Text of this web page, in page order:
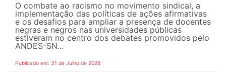
O combate ao racismo no movimento sindical, a
implementação das políticas de ações afirmativas
e os desafios para ampliar a presença de docentes
negras e negros nas universidades públicas
estiveram no centro dos debates promovidos pelo
ANDES-SN...
Publicado em: 31 de Julho de 2026